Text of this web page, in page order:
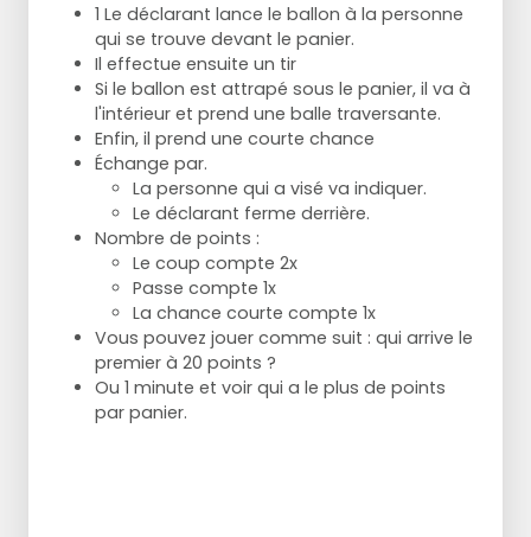
1 Le déclarant lance le ballon à la personne
qui se trouve devant le panier.
Il effectue ensuite un tir
Si le ballon est attrapé sous le panier, il va à
l'intérieur et prend une balle traversante.
Enfin, il prend une courte chance
Échange par.
La personne qui a visé va indiquer.
Le déclarant ferme derrière.
Nombre de points :
Le coup compte 2x
Passe compte 1x
La chance courte compte 1x
Vous pouvez jouer comme suit : qui arrive le
premier à 20 points ?
Ou 1 minute et voir qui a le plus de points
par panier.